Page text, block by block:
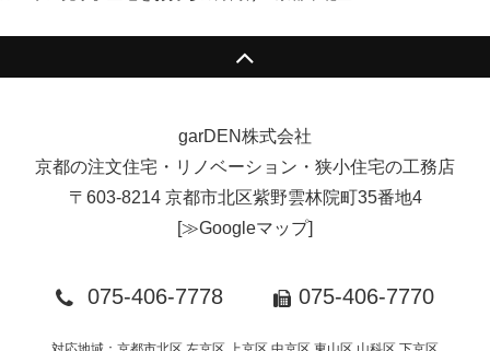
garDEN株式会社
京都の注文住宅・リノベーション・狭小住宅の工務店
〒603-8214 京都市北区紫野雲林院町35番地4
[≫Googleマップ]
075-406-7778 075-406-7770